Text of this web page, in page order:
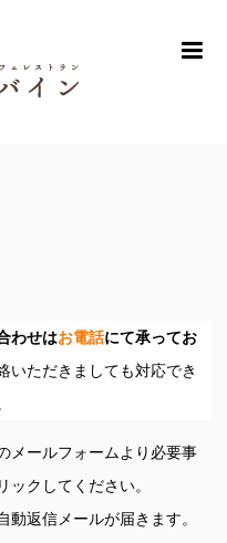
わせはお電話にて承ってお
いただきましても対応でき
メールフォームより必要事
クしてください。
返信メールが届きます。